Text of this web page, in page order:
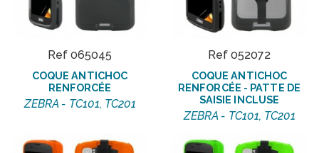
Ref 065045
COQUE ANTICHOC
RENFORCÉE
ZEBRA - TC101, TC201
Ref 052072
COQUE ANTICHOC
RENFORCÉE - PATTE DE
SAISIE INCLUSE
ZEBRA - TC101, TC201